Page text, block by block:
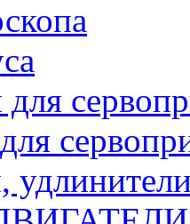
для